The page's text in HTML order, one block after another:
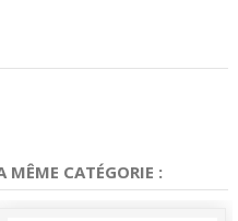
MÊME CATÉGORIE :